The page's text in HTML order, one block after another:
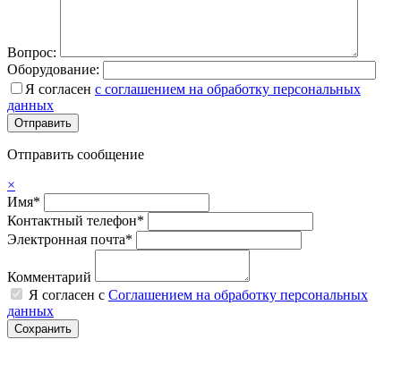
Вопрос:
Оборудование:
Я согласен с соглашением на обработку персональных
данных
Отправить сообщение
×
Имя*
Контактный телефон*
Электронная почта*
Комментарий
Я согласен с Соглашением на обработку персональных
данных